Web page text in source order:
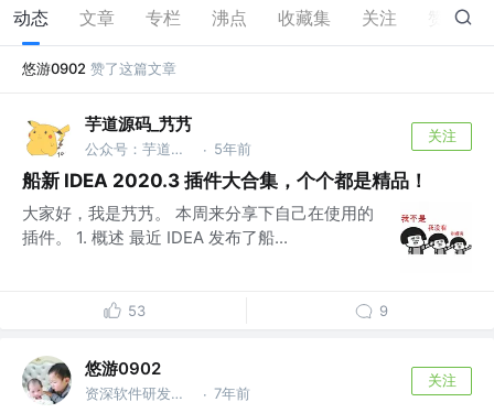
动态 文章 专栏 沸点 收藏集 关注 2
悠游0902 赞了这篇文章
芋道源码_艿艿
公众号：芋道源码 @纯源码解析，目前源码解析500+篇 · 5年前
关注
船新 IDEA 2020.3 插件大合集，个个都是精品！
大家好，我是艿艿。 本周来分享下自己在使用的
插件。 1. 概述 最近 IDEA 发布了船...
53 9
悠游0902
资深软件研发工程师 @xiyin · 7年前
关注